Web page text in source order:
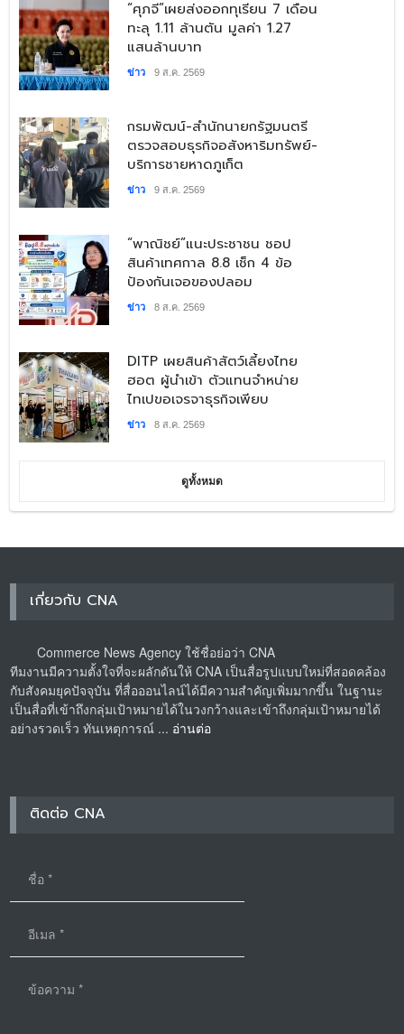
​“ศุภจี”เผยส่งออกทุเรียน 7 เดือน
ทะลุ 1.11 ล้านตัน มูลค่า 1.27
แสนล้านบาท
ข่าว 9 ส.ค. 2569
​กรมพัฒน์-สำนักนายกรัฐมนตรี
ตรวจสอบธุรกิจอสังหาริมทรัพย์-
บริการชายหาดภูเก็ต
ข่าว 9 ส.ค. 2569
​“พาณิชย์”แนะประชาชน ชอป
สินค้าเทศกาล 8.8 เช็ก 4 ข้อ
ป้องกันเจอของปลอม
ข่าว 8 ส.ค. 2569
DITP เผยสินค้าสัตว์เลี้ยงไทย
ฮอต ผู้นำเข้า ตัวแทนจำหน่าย
ไทเปขอเจรจาธุรกิจเพียบ
ข่าว 8 ส.ค. 2569
ดูทั้งหมด
เกี่ยวกับ CNA
Commerce News Agency ใช้ชื่อย่อว่า CNA
ทีมงานมีความตั้งใจที่จะผลักดันให้ CNA เป็นสื่อรูปแบบใหม่ที่สอดคล้อง
กับสังคมยุคปัจจุบัน ที่สื่อออนไลน์ได้มีความสำคัญเพิ่มมากขึ้น ในฐานะ
เป็นสื่อที่เข้าถึงกลุ่มเป้าหมายได้ในวงกว้างและเข้าถึงกลุ่มเป้าหมายได้
อย่างรวดเร็ว ทันเหตุการณ์ ... อ่านต่อ
ติดต่อ CNA